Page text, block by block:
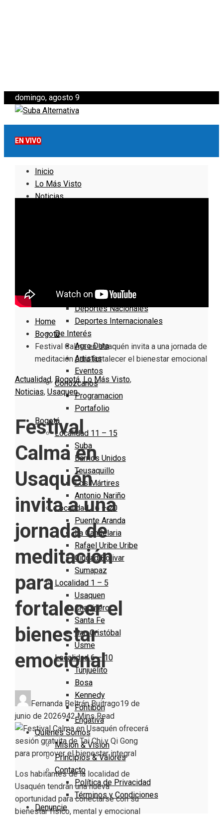
domingo, agosto 9
EN VIVO
Inicio
Lo Más Visto
Noticias
Deportes Locales
Deportes Nacionales
Deportes Internacionales
De Interés
Agro Data
Artistas
Eventos
Conózcanos
Programacion
Portafolio
Bogotá
Localidad 11 – 15
Suba
Barrios Unidos
Teusaquillo
Los Mártires
Antonio Nariño
Localidad 16 – 20
Puente Aranda
La Candelaria
Rafael Uribe Uribe
Ciudad Bolivar
Sumapaz
Localidad 1 – 5
Usaquen
Chapinero
Santa Fe
San Cristóbal
Usme
Localidad 6 – 10
Tunjuelito
Bosa
Kennedy
Fontibón
Engativa
Quienes Somos
Misión & Visión
Principios & Valores
Contacto
Política de Privacidad
Términos y Condiciones
Denuncie
Home
Bogotá
Festival Calma en Usaquén invita a una jornada de
meditación para fortalecer el bienestar emocional
Actualidad, Bogotá, Lo Más Visto,
Noticias, Usaquen
Festival
Calma en
Usaquén
invita a una
jornada de
meditación
para
fortalecer el
bienestar
emocional
Fernanda Beltrán Buitrago19 de
junio de 2026942 Mins Read
Los habitantes de la localidad de
Usaquén tendrán una nueva
oportunidad para conectarse con su
bienestar físico, mental y emocional